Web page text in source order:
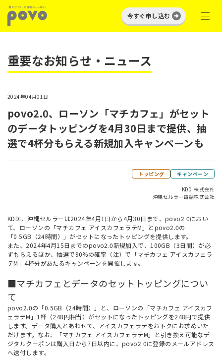
今すぐ申し込む
重要なお知らせ・ニュース
2024年04月01日
povo2.0、ローソン「マチカフェ」がセット
のデータトッピングを4月30日まで提供、抽
選で4杯分もらえる新規加入キャンペーンも
トッピング キャンペーン
KDDI株式会社
沖縄セルラー電話株式会社
KDDI、沖縄セルラーは2024年4月1日から4月30日まで、povo2.0におい
て、ローソンの「マチカフェ アイスカフェラテM」とpovo2.0の
「0.5GB（24時間）」がセットになったトッピングを提供します。
また、2024年4月15日までのpovo2.0新規加入で、100GB（3日間）が必
ずもらえるほか、抽選で90%の確率（注）で「マチカフェ アイスカフェラ
テM」4杯分があたるキャンペーンを開催します。
■マチカフェとデータのセットトッピングについ
て
povo2.0の「0.5GB（24時間）」と、ローソンの「マチカフェ アイスカフ
ェラテM」1杯（248円相当）がセットになったトッピングを248円で提供
します。データ購入とあわせて、アイスカフェラテをおトクにお求めいた
だけます。なお、「マチカフェ アイスカフェラテM」と引き換え可能なデ
ジタルクーポンは購入日から7日以内に、povo2.0に登録のメールアドレス
へ送付します。